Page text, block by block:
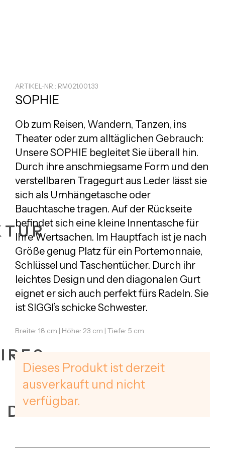
DATES
ARTIKEL-NR.: RM021.001.33
SOPHIE
Ob zum Reisen, Wandern, Tanzen, ins
Theater oder zum alltäglichen Gebrauch:
Unsere SOPHIE begleitet Sie überall hin.
Durch ihre anschmiegsame Form und den
verstellbaren Tragegurt aus Leder lässt sie
sich als Umhängetasche oder
Bauchtasche tragen. Auf der Rückseite
befindet sich eine kleine Innentasche für
Ihre Wertsachen. Im Hauptfach ist je nach
Größe genug Platz für ein Portemonnaie,
Schlüssel und Taschentücher. Durch ihr
leichtes Design und den diagonalen Gurt
eignet er sich auch perfekt fürs Radeln. Sie
ist SIGGI’s schicke Schwester.
Breite: 18 cm | Höhe: 23 cm | Tiefe: 5 cm
Dieses Produkt ist derzeit
ausverkauft und nicht
verfügbar.